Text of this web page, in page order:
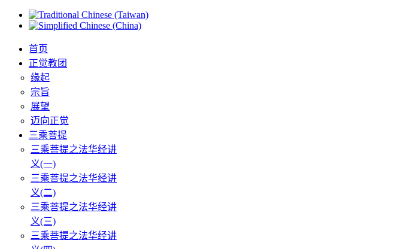
首页
正觉教团
缘起
宗旨
展望
迈向正觉
三乘菩提
三乘菩提之法华经讲
义(一)
三乘菩提之法华经讲
义(二)
三乘菩提之法华经讲
义(三)
三乘菩提之法华经讲